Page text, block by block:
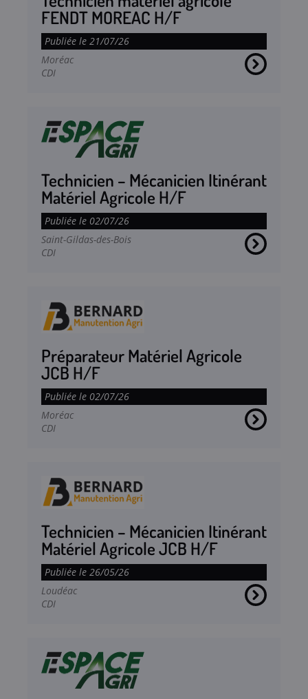
FENDT MOREAC H/F
Publiée le 21/07/26
Moréac
CDI
Technicien – Mécanicien Itinérant
Matériel Agricole H/F
Publiée le 02/07/26
Saint-Gildas-des-Bois
CDI
Préparateur Matériel Agricole
JCB H/F
Publiée le 02/07/26
Moréac
CDI
Technicien – Mécanicien Itinérant
Matériel Agricole JCB H/F
Publiée le 26/05/26
Loudéac
CDI